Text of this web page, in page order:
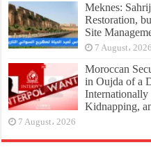
Meknes:
Restoration,
Site
7 August، 2026
Moroccan
in Oujda of a
Kidnapping,
7 August، 2026